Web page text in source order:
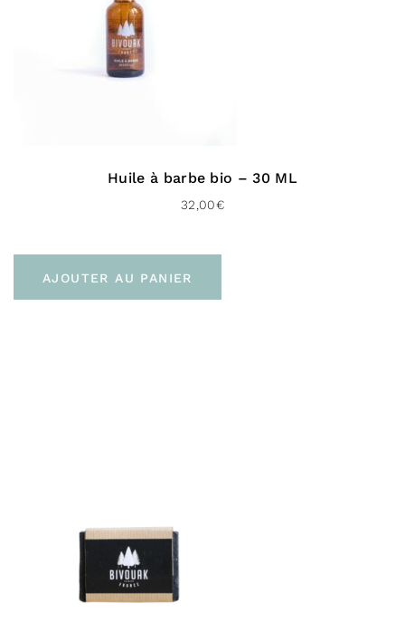
Huile à barbe bio – 30 ML
32,00€
AJOUTER AU PANIER